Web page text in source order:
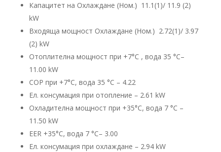
Капацитет на Охлаждане (Ном.) 11.1(1)/ 11.9 (2)
kW
Входяща мощност Охлаждане (Ном.) 2.72(1)/ 3.97
(2) kW
Отоплителна мощност при +7°C , вода 35 °C–
11.00 kW
COP при +7°C, вода 35 °C – 4.22
Ел. консумация при отопление – 2.61 kW
Охладителна мощност при +35°C, вода 7 °C –
11.50 kW
EER +35°C, вода 7 °C– 3.00
Ел. консумация при охлаждане – 2.94 kW